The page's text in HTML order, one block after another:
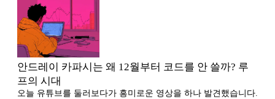
안드레이 카파시는 왜 12월부터 코드를 안 쓸까? 루
프의 시대
오늘 유튜브를 둘러보다가 흥미로운 영상을 하나 발견했습니다.